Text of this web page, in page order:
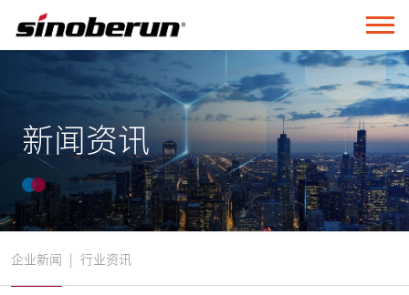
新闻资讯
企业新闻 行业资讯